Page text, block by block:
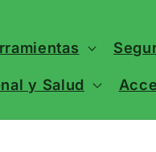
y Salud